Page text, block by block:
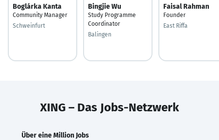
Boglárka Kanta
Community Manager
Schweinfurt
Bingjie Wu
Study Programme
Coordinator
Balingen
Faisal Rahman
Founder
East Riffa
XING – Das Jobs-Netzwerk
Über eine Million Jobs